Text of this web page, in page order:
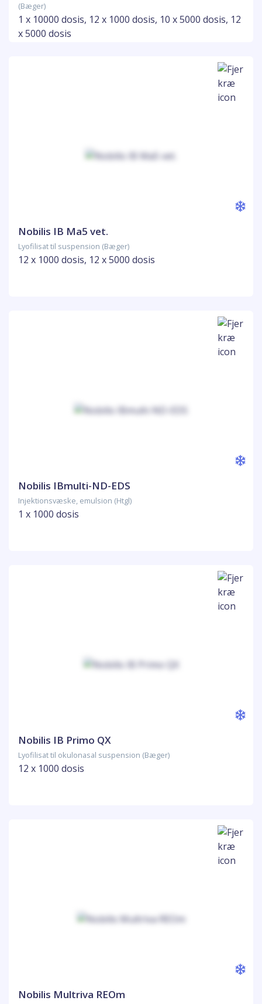
(Bæger)
1 x 10000 dosis, 12 x 1000 dosis, 10 x 5000 dosis, 12
x 5000 dosis
Nobilis IB Ma5 vet.
Lyofilisat til suspension (Bæger)
12 x 1000 dosis, 12 x 5000 dosis
Nobilis IBmulti-ND-EDS
Injektionsvæske, emulsion (Htgl)
1 x 1000 dosis
Nobilis IB Primo QX
Lyofilisat til okulonasal suspension (Bæger)
12 x 1000 dosis
Nobilis Multriva REOm